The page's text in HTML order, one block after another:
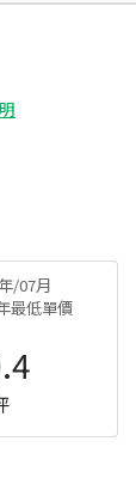
/07月
最低單價